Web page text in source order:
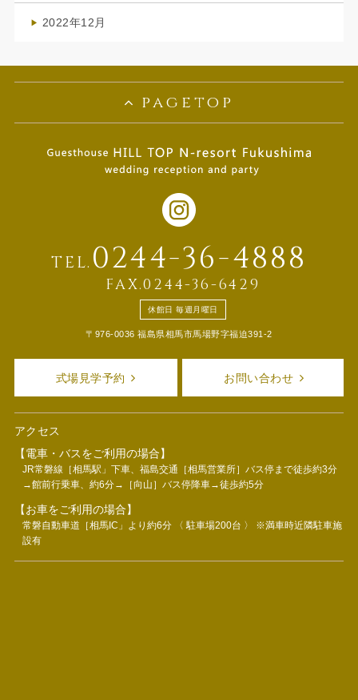
2022年12月
pagetop
TEL. 0244-36-4888
FAX.0244-36-6429
休館日 毎週月曜日
〒976-0036 福島県相馬市馬場野字福迫391-2
式場見学予約 お問い合わせ
アクセス
【電車・バスをご利用の場合】
JR常磐線［相馬駅」下車、福島交通［相馬営業所］バス停まで徒歩約3分
→館前行乗車、約6分→［向山］バス停降車→徒歩約5分
【お車をご利用の場合】
常磐自動車道［相馬IC」より約6分 〈 駐車場200台 〉 ※満車時近隣駐車施
設有